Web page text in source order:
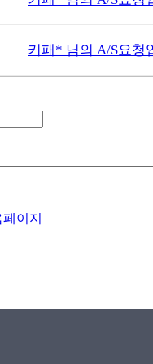
키패* 님의 A/S요청